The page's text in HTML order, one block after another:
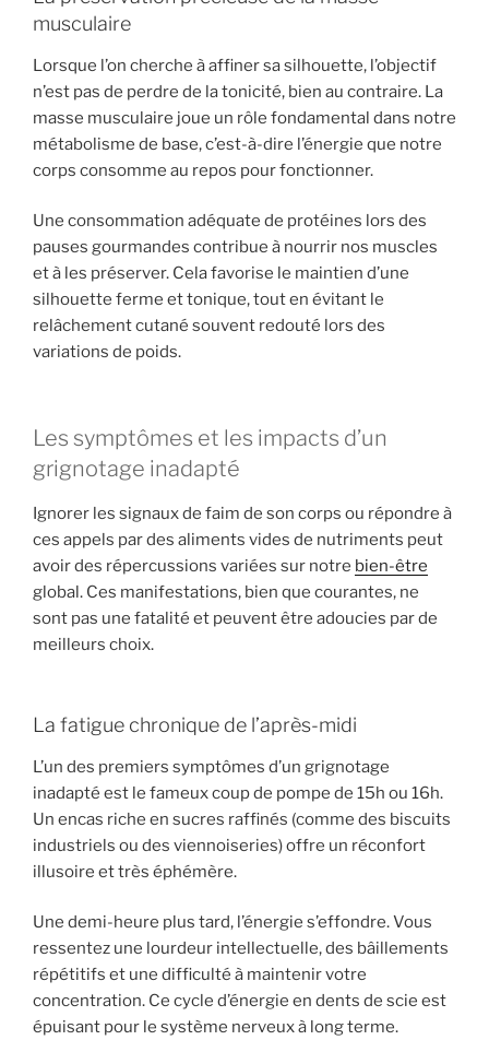
musculaire
Lorsque l’on cherche à affiner sa silhouette, l’objectif
n’est pas de perdre de la tonicité, bien au contraire. La
masse musculaire joue un rôle fondamental dans notre
métabolisme de base, c’est-à-dire l’énergie que notre
corps consomme au repos pour fonctionner.
Une consommation adéquate de protéines lors des
pauses gourmandes contribue à nourrir nos muscles
et à les préserver. Cela favorise le maintien d’une
silhouette ferme et tonique, tout en évitant le
relâchement cutané souvent redouté lors des
variations de poids.
Les symptômes et les impacts d’un
grignotage inadapté
Ignorer les signaux de faim de son corps ou répondre à
ces appels par des aliments vides de nutriments peut
avoir des répercussions variées sur notre bien-être
global. Ces manifestations, bien que courantes, ne
sont pas une fatalité et peuvent être adoucies par de
meilleurs choix.
La fatigue chronique de l’après-midi
L’un des premiers symptômes d’un grignotage
inadapté est le fameux coup de pompe de 15h ou 16h.
Un encas riche en sucres raffinés (comme des biscuits
industriels ou des viennoiseries) offre un réconfort
illusoire et très éphémère.
Une demi-heure plus tard, l’énergie s’effondre. Vous
ressentez une lourdeur intellectuelle, des bâillements
répétitifs et une difficulté à maintenir votre
concentration. Ce cycle d’énergie en dents de scie est
épuisant pour le système nerveux à long terme.